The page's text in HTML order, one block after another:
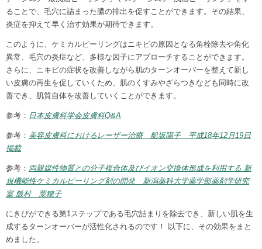
ることで、毛穴に詰まった膿の排出を促すことができます。その結果、
炎症を抑えて早く治す効果が期待できます。
このように、ケミカルピーリングはニキビの原因となる角栓除去や角化
異常、毛穴の炎症など、多様な因子にアプローチすることができます。
さらに、ニキビの症状を改善しながら肌のターンオーバーを整えて新し
い皮膚の再生を促していくため、肌のくすみやざらつきなども同時に改
善でき、肌質自体を改善していくことができます。
参考： 日本皮膚科学会皮膚科Q&A
参考： 美容皮膚科におけるレーザー治療 船坂陽子 平成18年12月19日
掲載
参考： 両親媒性物質との分子複合体及びイオン交換体形成を利用する 新
規機能性ケミカルピーリング剤の開発 新潟薬科大学薬学部薬剤学研究
室 飯村 菜穂子
にきびができる第1ステップである毛穴詰まりを除去でき、新しい肌を生
成するターンオーバーが活性化されるのです！ 以下に、その効果をまと
めました。